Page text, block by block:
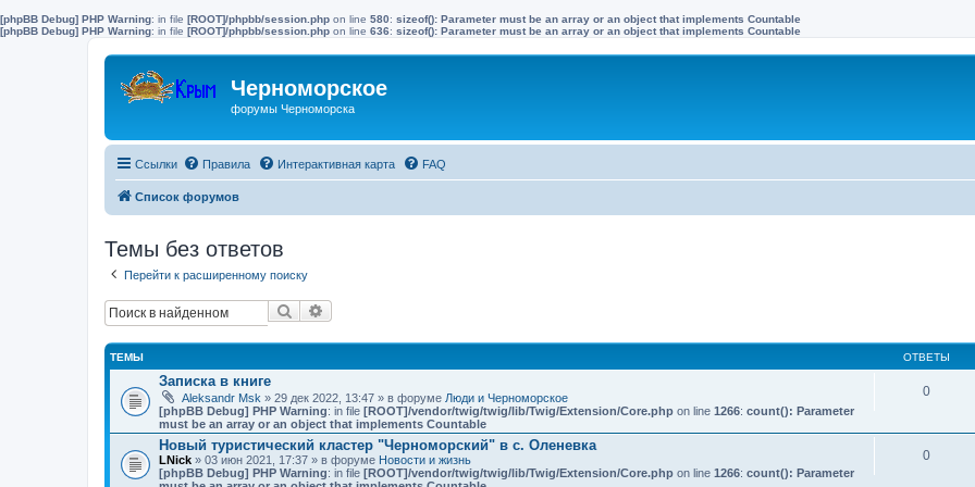
[phpBB Debug] PHP Warning: in file [ROOT]/phpbb/session.php on line 580: sizeof(): Parameter must be an array or an object that implements Countable
[phpBB Debug] PHP Warning: in file [ROOT]/phpbb/session.php on line 636: sizeof(): Parameter must be an array or an object that implements Countable
Черноморское
форумы Черноморска
Ссылки Правила Интерактивная карта FAQ
Список форумов
Темы без ответов
Перейти к расширенному поиску
Поиск
ТЕМЫ ОТВЕТЫ
Записка в книге
Aleksandr Msk » 29 дек 2022, 13:47 » в форуме Люди и Черноморское
[phpBB Debug] PHP Warning: in file [ROOT]/vendor/twig/twig/lib/Twig/Extension/Core.php on line 1266: count(): Parameter
must be an array or an object that implements Countable
0
Новый туристический кластер "Черноморский" в с. Оленевка
LNick » 03 июн 2021, 17:37 » в форуме Новости и жизнь
[phpBB Debug] PHP Warning: in file [ROOT]/vendor/twig/twig/lib/Twig/Extension/Core.php on line 1266: count(): Parameter
0